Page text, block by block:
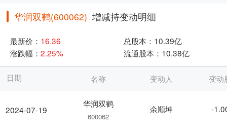
华润双鹤(600062) 增减持变动明细
最新价： 16.36 总股本： 10.39亿
涨跌幅： 2.25% 流通股本： 10.38亿
日期
2024-07-19
名称 变动人 变动
华润双鹤
600062
余顺坤 -